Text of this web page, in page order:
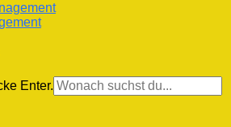
Enter.